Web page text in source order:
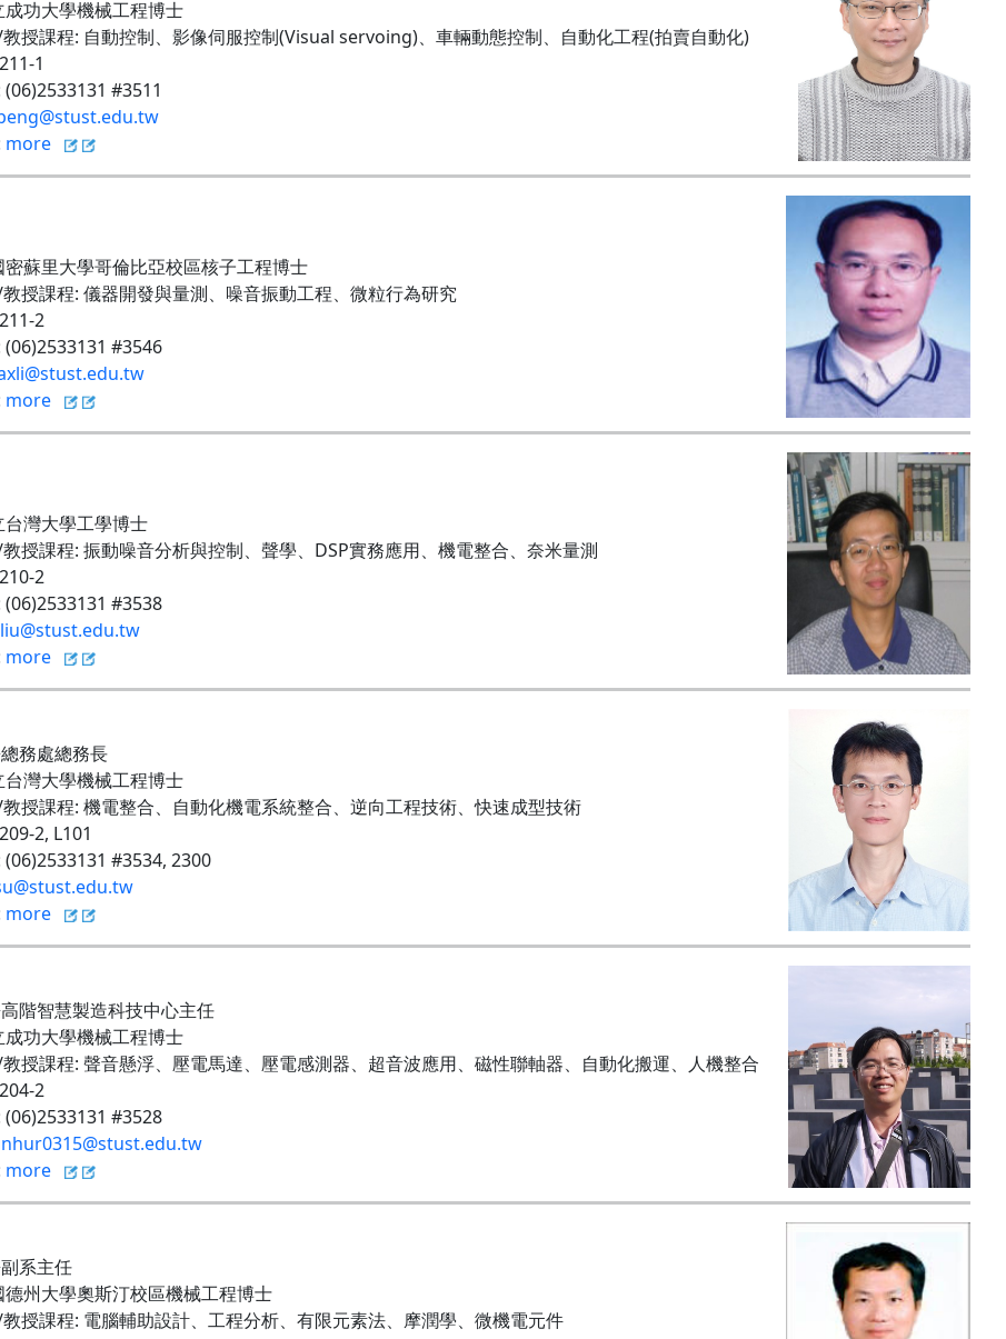
成功大學機械工程博士
教授課程: 自動控制、影像伺服控制(Visual servoing)、車輛動態控制、自動化工程(拍賣自動化)
1
(06)2533131 #3511
more
密蘇里大學哥倫比亞校區核子工程博士
教授課程: 儀器開發與量測、噪音振動工程、微粒行為研究
2
(06)2533131 #3546
more
台灣大學工學博士
教授課程: 振動噪音分析與控制、聲學、 DSP實務應用、機電整合、奈米量測
2
(06)2533131 #3538
more
務處總務長
台灣大學機械工程博士
教授課程: 機電整合、自動化機電系統整合、逆向工程技術、快速成型技術
2, L101
(06)2533131 #3534, 2300
more
階智慧製造科技中心主任
成功大學機械工程博士
教授課程: 聲音懸浮、壓電馬達、壓電感測器、超音波應用、磁性聯軸器、自動化搬運、人機整合
2
(06)2533131 #3528
more
系主任
德州大學奧斯汀校區機械工程博士
教授課程: 電腦輔助設計、工程分析、有限元素法、摩潤學、微機電元件